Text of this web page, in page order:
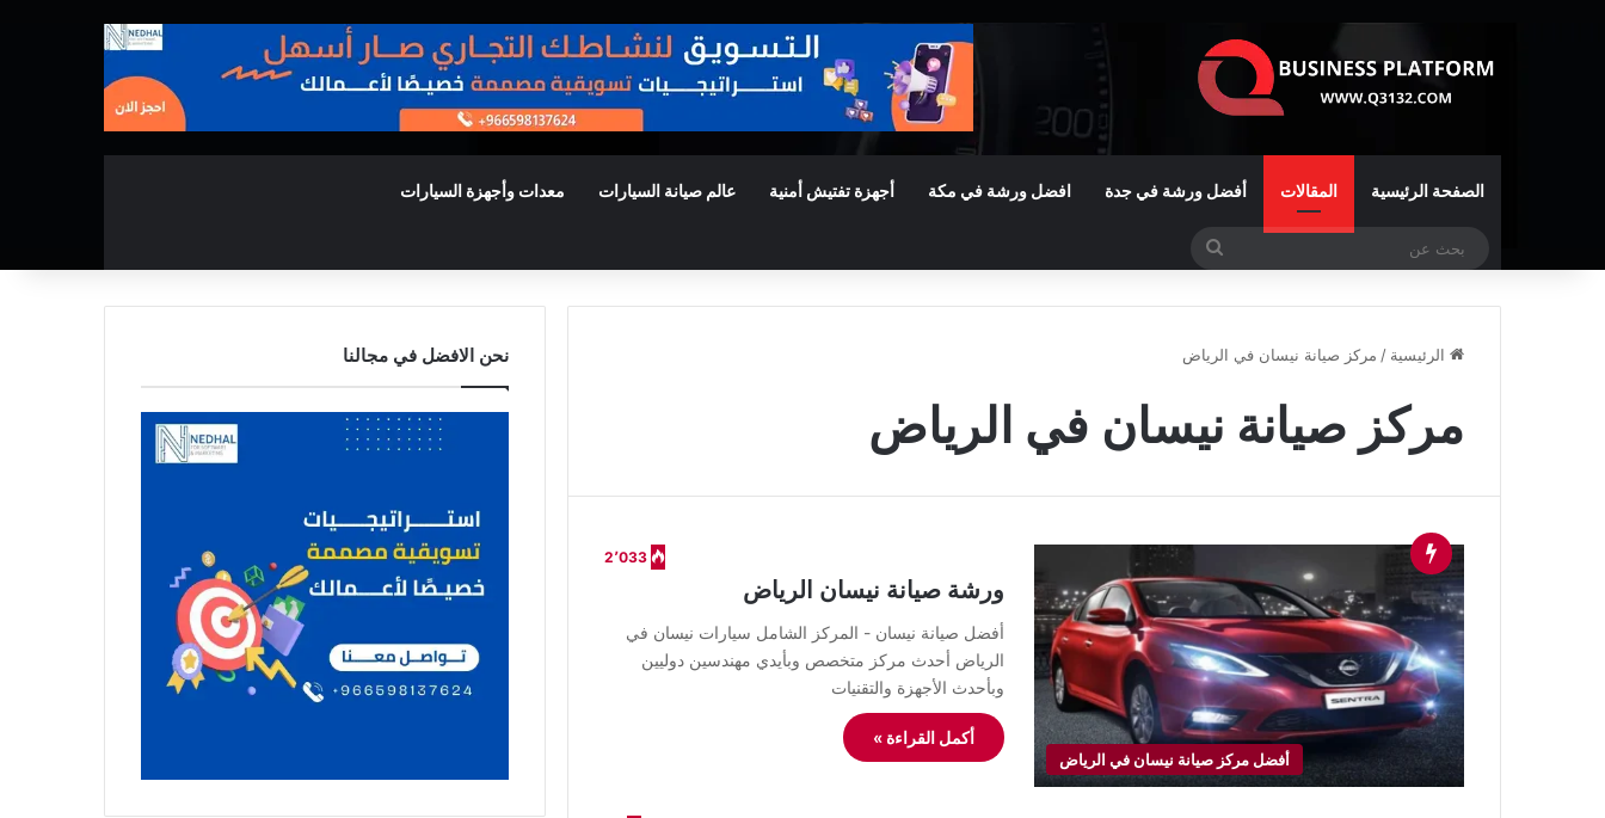
الصفحة الرئيسية المقالات أفضل ورشة في جدة افضل ورشة في مكة أجهزة تفتيش أمنية عالم صيانة السيارات معدات وأجهزة السيارات
الرئيسية / مركز صيانة نيسان في الرياض
مركز صيانة نيسان في الرياض
أفضل مركز صيانة نيسان في الرياض
2٬033
ورشة صيانة نيسان الرياض
أفضل صيانة نيسان - المركز الشامل سيارات نيسان في
الرياض أحدث مركز متخصص وبأيدي مهندسين دوليين
وبأحدث الأجهزة والتقنيات
أكمل القراءة »
نحن الافضل في مجالنا